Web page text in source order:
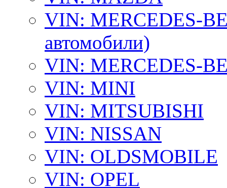
VIN: MERCEDES-
автомобили)
VIN: MERCEDES-
VIN: MINI
VIN: MITSUBISHI
VIN: NISSAN
VIN: OLDSMOBILE
VIN: OPEL